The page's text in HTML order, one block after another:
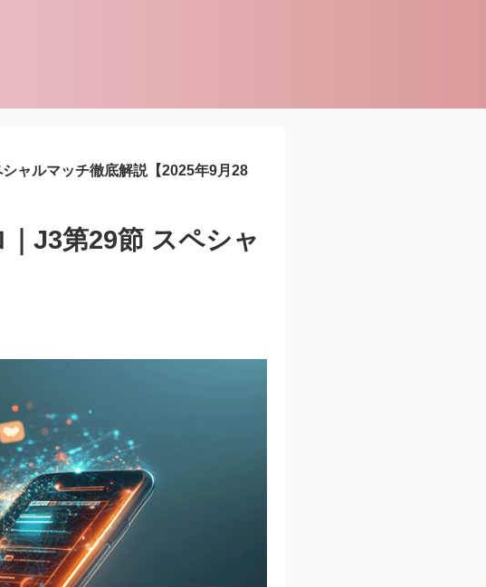
ャルマッチ徹底解説【2025年9月28
J3第29節 スペシャ